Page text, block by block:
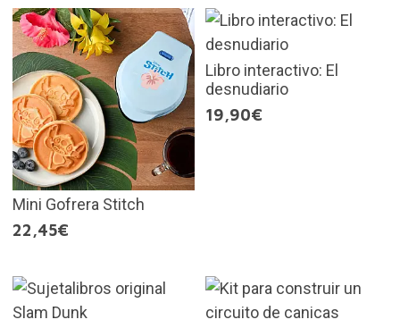
Mini Gofrera Stitch
22,45€
Libro interactivo: El
desnudiario
19,90€